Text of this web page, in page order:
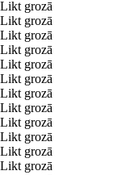
Likt grozā
Likt grozā
Likt grozā
Likt grozā
Likt grozā
Likt grozā
Likt grozā
Likt grozā
Likt grozā
Likt grozā
Likt grozā
Likt grozā